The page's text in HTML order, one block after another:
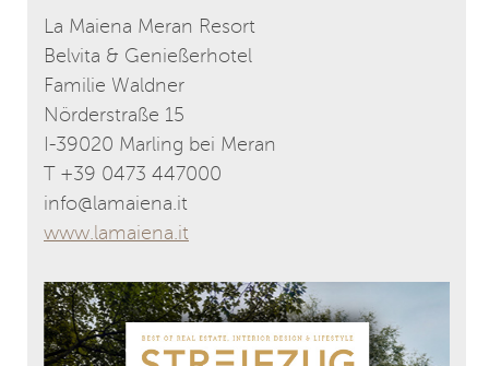
La Maiena Meran Resort
Belvita & Genießerhotel
Familie Waldner
Nörderstraße 15
I-39020 Marling bei Meran
T +39 0473 447000
info@lamaiena.it
www.lamaiena.it